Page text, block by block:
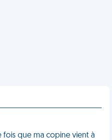
fois que ma copine vient à